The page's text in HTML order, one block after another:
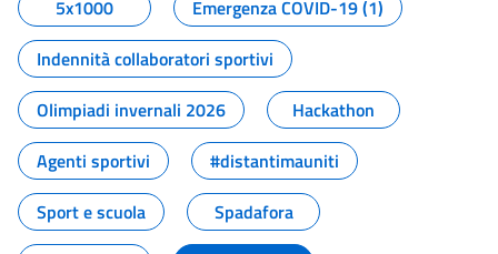
5x1000
Emergenza COVID-19 (1)
Indennità collaboratori sportivi
Olimpiadi invernali 2026
Hackathon
Agenti sportivi
#distantimauniti
Sport e scuola
Spadafora